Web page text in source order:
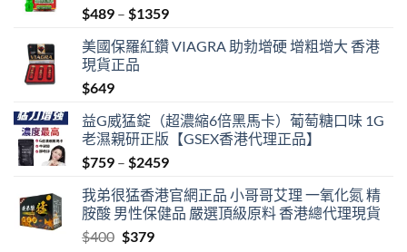
$489 – $1359Price
$489
美國保羅紅鑽 VIAGRA 助勃增硬 增粗增大 香港
現貨正品
$649
益G威猛錠（超濃縮6倍黑馬卡）葡萄糖口味 1G
老濕親研正版【GSEX香港代理正品】
$759 – $2459Price
$759
through
我弟很猛香港官網正品 小哥哥艾理 一氧化氮 精
胺酸 男性保健品 嚴選頂級原料 香港總代理現貨
$400 Original
$379Current